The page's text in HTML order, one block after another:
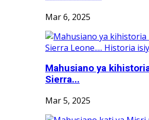
Mar 6, 2025
Mahusiano ya
Sierra...
Mar 5, 2025